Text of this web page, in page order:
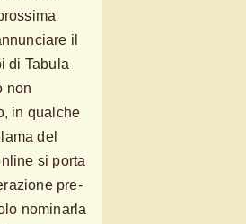
il
di Tabula
non
in qualche
del
si porta
pre-
nominarla